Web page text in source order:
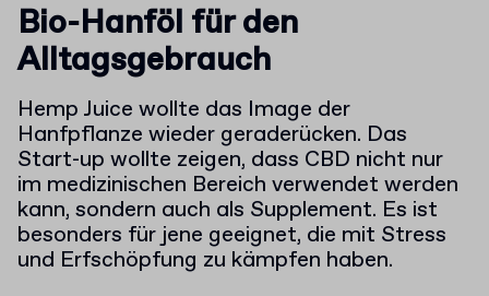
Bio-Hanföl für den
Alltagsgebrauch
Hemp Juice wollte das Image der
Hanfpflanze wieder geraderücken. Das
Start-up wollte zeigen, dass CBD nicht nur
im medizinischen Bereich verwendet werden
kann, sondern auch als Supplement. Es ist
besonders für jene geeignet, die mit Stress
und Erfschöpfung zu kämpfen haben.